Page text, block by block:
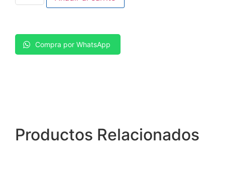
Compra por WhatsApp
Productos Relacionados